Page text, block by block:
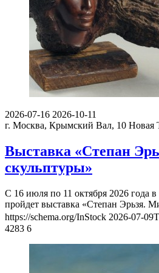
2026-07-16 2026-10-11
г. Москва, Крымский Вал, 10 Новая
Выставка «Степан
скульптуры»
С 16 июля по 11 октября 2026 года
пройдет выставка «Степан Эрьзя.
https://schema.org/InStock 2026-07-
4283 6